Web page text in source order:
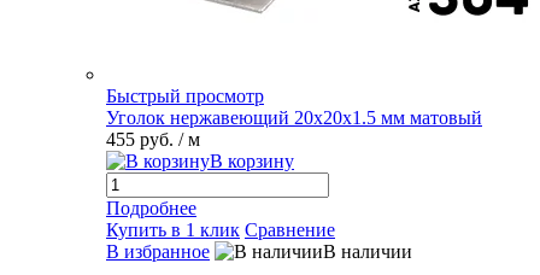
Быстрый просмотр
Уголок нержавеющий 20х20х1.5 мм матовый
455 руб. / м
В корзину
Подробнее
Купить в 1 клик Сравнение
В избранное
В наличии